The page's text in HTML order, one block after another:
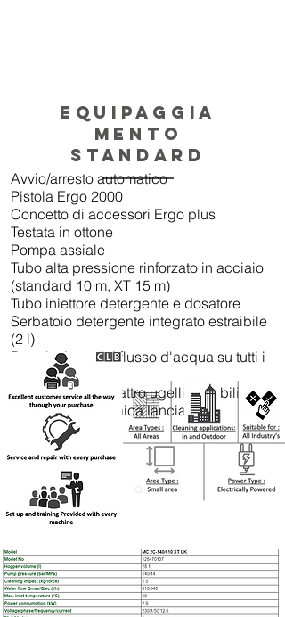
Equipaggia
mento
standard
Avvio/arresto automatico
Pistola Ergo 2000
Concetto di accessori Ergo plus
Testata in ottone
Pompa assiale
Tubo alta pressione rinforzato in acciaio
(standard 10 m, XT 15 m)
Tubo iniettore detergente e dosatore
Serbatoio detergente integrato estraibile
(2 l)
Regolazione del flusso d'acqua su tutti i
modelli
Lancia 4-in-1: quattro ugelli variabili
opzionali in un'unica lancia